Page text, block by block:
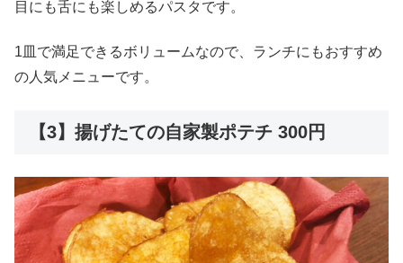
目にも舌にも楽しめるパスタです。
1皿で満足できるボリュームなので、ランチにもおすすめ
の人気メニューです。
【3】揚げたての自家製ポテチ 300円